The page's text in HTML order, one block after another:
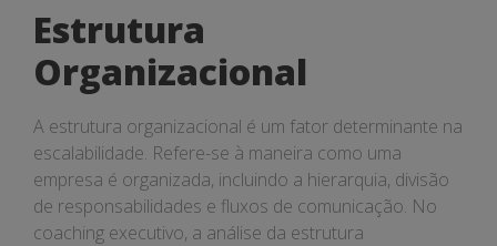
Estrutura
Organizacional
A estrutura organizacional é um fator determinante na
escalabilidade. Refere-se à maneira como uma
empresa é organizada, incluindo a hierarquia, divisão
de responsabilidades e fluxos de comunicação. No
coaching executivo, a análise da estrutura